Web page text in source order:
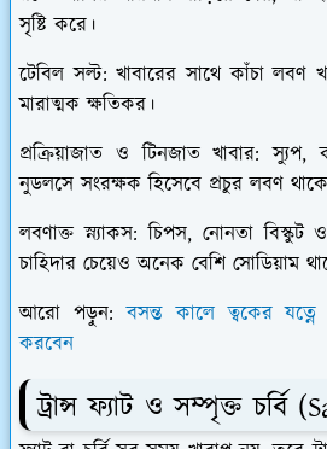
সৃষ্টি করে।
​টেবিল সল্ট: খাবারের সাথে কাঁচা লবণ
মারাত্মক ক্ষতিকর।
​প্রক্রিয়াজাত ও টিনজাত খাবার: স্যুপ,
নুডলসে সংরক্ষক হিসেবে প্রচুর লবণ
​লবণাক্ত স্ন্যাকস: চিপস, নোনতা বিস্কুট
চাহিদার চেয়েও অনেক বেশি সোডিয়াম
আরো পড়ুন:বসন্ত কালে ত্বকের
করবেন
​ট্রান্স ফ্যাট ও সম্পৃক্ত চর্বি